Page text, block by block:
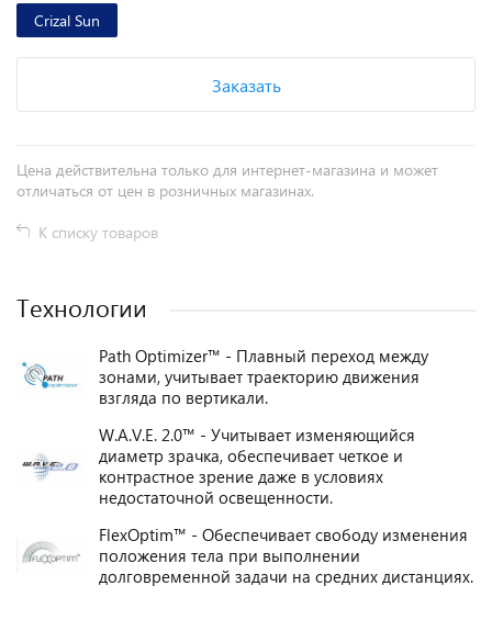
Crizal Sun
Заказать
Цена действительна только для интернет-магазина и может
отличаться от цен в розничных магазинах.
К списку товаров
Технологии
Path Optimizer™ - Плавный переход между
зонами, учитывает траекторию движения
взгляда по вертикали.
W.A.V.E. 2.0™ - Учитывает изменяющийся
диаметр зрачка, обеспечивает четкое и
контрастное зрение даже в условиях
недостаточной освещенности.
FlexOptim™ - Обеспечивает свободу изменения
положения тела при выполнении
долговременной задачи на средних дистанциях.